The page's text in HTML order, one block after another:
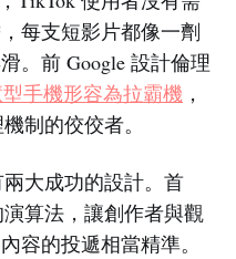
每支短影片都像一劑
。前 Google 設計倫理
手機形容為拉霸機 ，
制的佼佼者。
大成功的設計。首
算法，讓創作者與觀
容的投遞相當精準。